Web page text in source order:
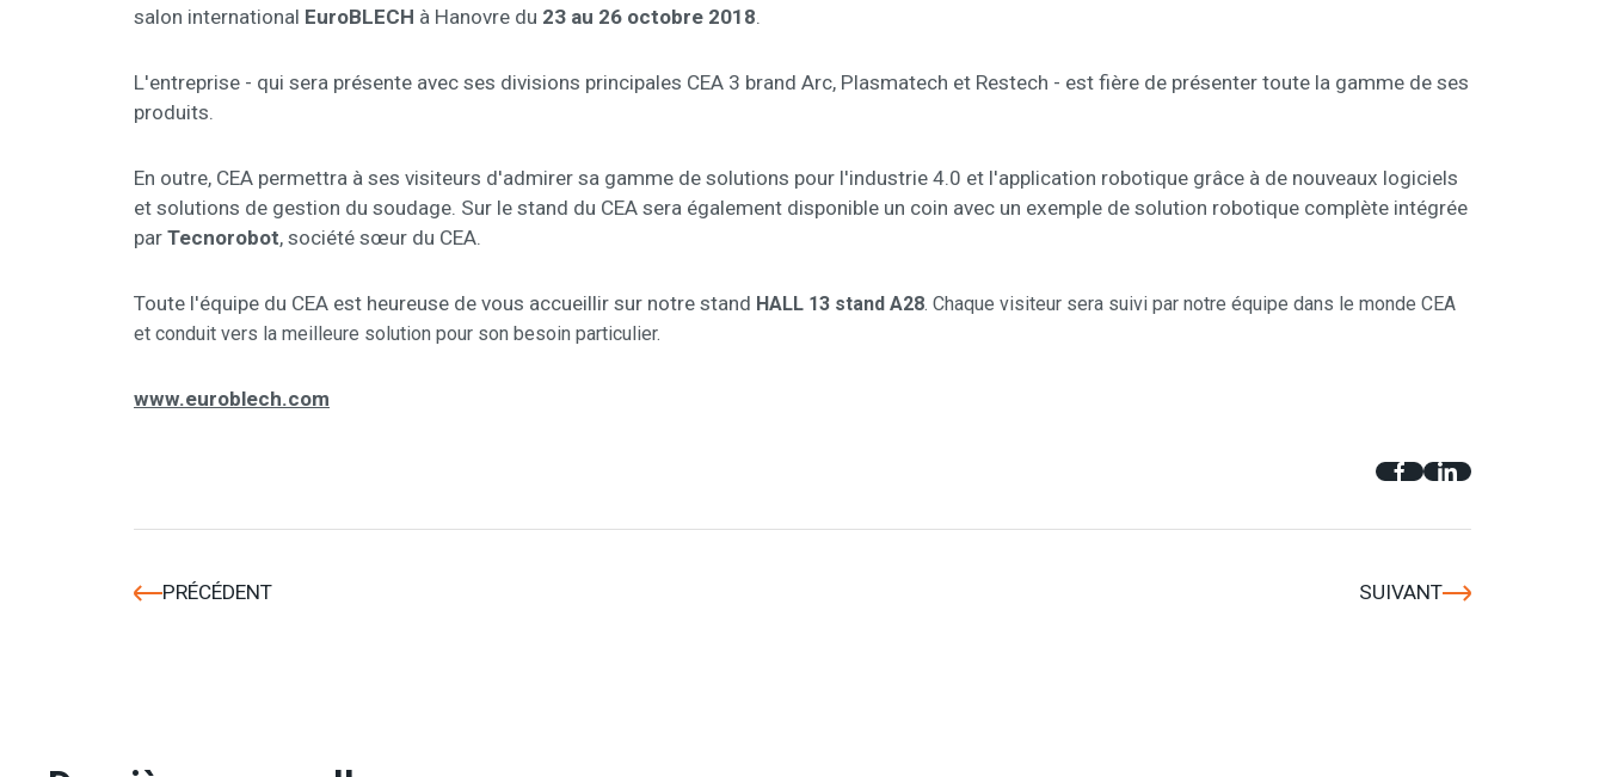
salon international EuroBLECH à Hanovre du 23 au 26 octobre 2018.
L'entreprise - qui sera présente avec ses divisions principales CEA 3 brand Arc, Plasmatech et Restech - est fière de présenter toute la gamme de ses
produits.
En outre, CEA permettra à ses visiteurs d'admirer sa gamme de solutions pour l'industrie 4.0 et l'application robotique grâce à de nouveaux logiciels
et solutions de gestion du soudage. Sur le stand du CEA sera également disponible un coin avec un exemple de solution robotique complète intégrée
par Tecnorobot, société sœur du CEA.
Toute l'équipe du CEA est heureuse de vous accueillir sur notre stand HALL 13 stand A28. Chaque visiteur sera suivi par notre équipe dans le monde CEA
et conduit vers la meilleure solution pour son besoin particulier.
www.euroblech.com
PRÉCÉDENT SUIVANT